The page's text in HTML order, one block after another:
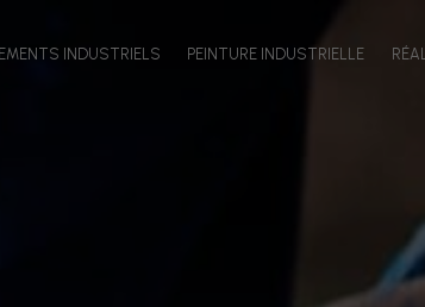
INDUSTRIELS PEINTURE INDUSTRIELLE